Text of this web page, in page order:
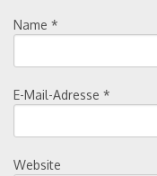
Name *
E-Mail-Adresse *
Website